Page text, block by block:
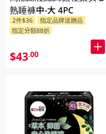
熟睡褲中-大 4PC
2件$36
指定品牌送贈品
指定分類88折
$43.00